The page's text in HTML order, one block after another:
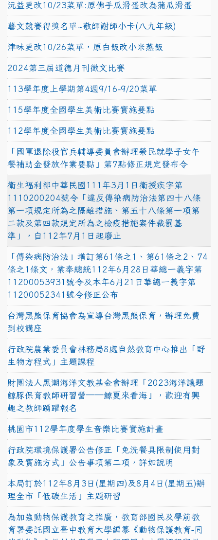
沅益更改10/23菜單:原佛手瓜滑蛋改為蒲瓜滑蛋
藝文競賽得獎名單~敬師謝師小卡(八九年級)
津味更改10/26菜單，原白飯改小米蒸飯
2024第三屆道德月刊徵文比賽
113學年度上學期第4週9/16-9/20菜單
115學年度全國學生美術比賽實施要點
112學年度全國學生美術比賽實施要點
「國軍退除役官兵輔導委員會辦理榮民就學子女午
餐補助金發放作業要點」第7點修正規定發布令
衛生福利部中華民國111年3月1日衛授疾字第
1110200204號令「違反傳染病防治法第四十八條
第一項規定所為之隔離措施、第五十八條第一項第
二款及第四款規定所為之檢疫措施案件裁罰基
準」，自112年7月1日起廢止
「傳染病防治法」增訂第61條之1、第61條之2、74
條之1條文，業奉總統112年6月28日華總一義字第
11200053931號令及本年6月21日華總一義字第
11200052341號令修正公布
台灣黑熊保育協會為宣導台灣黑熊保育，辦理免費
到校講座
行政院農業委員會林務局8處自然教育中心推出「野
生物方程式」主題課程
財團法人黑潮海洋文教基金會辦理「2023海洋議題
鯨豚保育教師研習營──鯨夏來看海」，歡迎有興
趣之教師踴躍報名
桃園市112學年度學生音樂比賽實施計畫
行政院環境保護署公告修正「免洗餐具限制使用對
象及實施方式」公告事項第二項，詳如說明
本局訂於112年8月3日(星期四)及8月4日(星期五)辦
理全市「低碳生活」主題研習
為加強動物保護教育之推廣，教育部國民及學前教
育署委託國立臺中教育大學編纂《動物保護教育-同